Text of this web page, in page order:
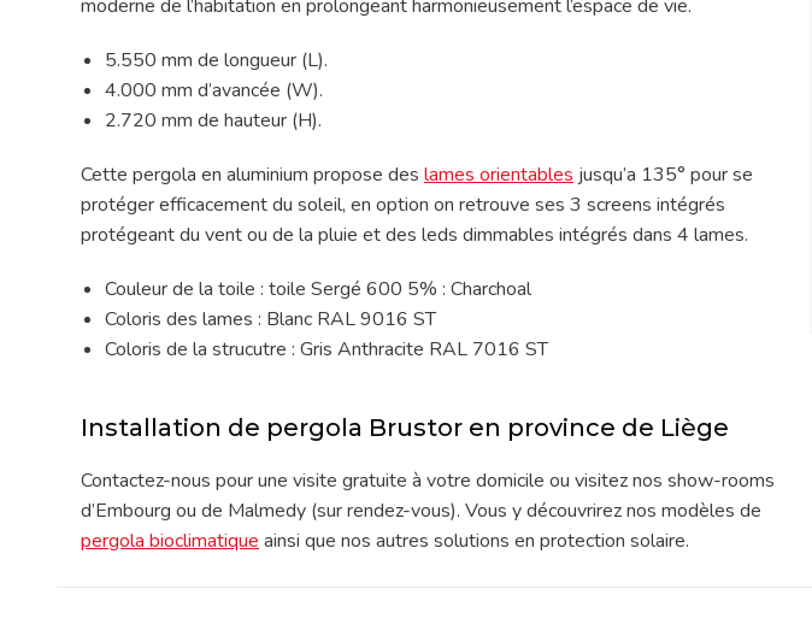
moderne de l’habitation en prolongeant harmonieusement l’espace de vie.
5.550 mm de longueur (L).
4.000 mm d’avancée (W).
2.720 mm de hauteur (H).
Cette pergola en aluminium propose des lames orientables jusqu’a 135° pour se
protéger efficacement du soleil, en option on retrouve ses 3 screens intégrés
protégeant du vent ou de la pluie et des leds dimmables intégrés dans 4 lames.
Couleur de la toile : toile Sergé 600 5% : Charchoal
Coloris des lames : Blanc RAL 9016 ST
Coloris de la strucutre : Gris Anthracite RAL 7016 ST
Installation de pergola Brustor en province de Liège
Contactez-nous pour une visite gratuite à votre domicile ou visitez nos show-rooms
d’Embourg ou de Malmedy (sur rendez-vous). Vous y découvrirez nos modèles de
pergola bioclimatique ainsi que nos autres solutions en protection solaire.